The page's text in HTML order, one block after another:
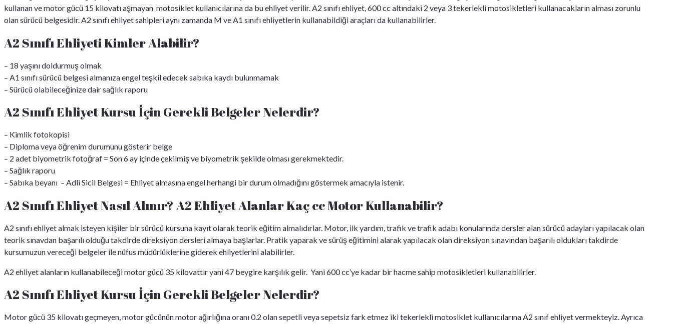
kullanan ve motor gücü 15 kilovatı aşmayan motosiklet kullanıcılarına da bu ehliyet verilir. A2 sınıfı ehliyet, 600 cc altındaki 2 veya 3 tekerlekli motosikletleri kullanacakların alması zorunlu
olan sürücü belgesidir. A2 sınıfı ehliyet sahipleri aynı zamanda M ve A1 sınıfı ehliyetlerin kullanabildiği araçları da kullanabilirler.
A2 Sınıfı Ehliyeti Kimler Alabilir?
– 18 yaşını doldurmuş olmak
– A1 sınıfı sürücü belgesi almanıza engel teşkil edecek sabıka kaydı bulunmamak
– Sürücü olabileceğinize dair sağlık raporu
A2 Sınıfı Ehliyet Kursu İçin Gerekli Belgeler Nelerdir?
– Kimlik fotokopisi
– Diploma veya öğrenim durumunu gösterir belge
– 2 adet biyometrik fotoğraf = Son 6 ay içinde çekilmiş ve biyometrik şekilde olması gerekmektedir.
– Sağlık raporu
– Sabıka beyanı – Adli Sicil Belgesi = Ehliyet almasına engel herhangi bir durum olmadığını göstermek amacıyla istenir.
A2 Sınıfı Ehliyet Nasıl Alınır? A2 Ehliyet Alanlar Kaç cc Motor Kullanabilir?
A2 sınıfı ehliyet almak isteyen kişiler bir sürücü kursuna kayıt olarak teorik eğitim almalıdırlar. Motor, ilk yardım, trafik ve trafik adabı konularında dersler alan sürücü adayları yapılacak olan
teorik sınavdan başarılı olduğu takdirde direksiyon dersleri almaya başlarlar. Pratik yaparak ve sürüş eğitimini alarak yapılacak olan direksiyon sınavından başarılı oldukları takdirde
kursumuzun vereceği belgeler ile nüfus müdürlüklerine giderek ehliyetlerini alabilirler.
A2 ehliyet alanların kullanabileceği motor gücü 35 kilovattır yani 47 beygire karşılık gelir. Yani 600 cc’ye kadar bir hacme sahip motosikletleri kullanabilirler.
A2 Sınıfı Ehliyet Kursu İçin Gerekli Belgeler Nelerdir?
Motor gücü 35 kilovatı geçmeyen, motor gücünün motor ağırlığına oranı 0.2 olan sepetli veya sepetsiz fark etmez iki tekerlekli motosiklet kullanıcılarına A2 sınıf ehliyet vermekteyiz. Ayrıca